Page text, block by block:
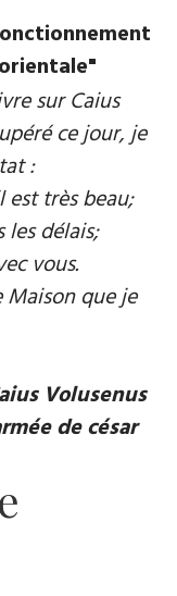
sur Caius
ce jour, je
:
très beau;
les délais;
vous.
que je
Volusenus
de césar